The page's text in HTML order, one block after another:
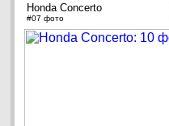
Honda Concerto
#07 фото